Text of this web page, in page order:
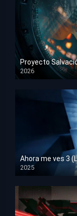
Proyecto
2026
HD 1080p
Ahora me ves 3
2025
HD 1080p